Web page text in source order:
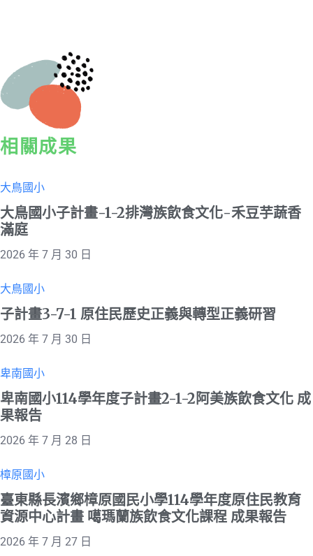
相關成果
大鳥國小
大鳥國小子計畫-1-2排灣族飲食文化-禾豆芋蔬香
滿庭
2026 年 7 月 30 日
大鳥國小
子計畫3-7-1 原住民歷史正義與轉型正義研習
2026 年 7 月 30 日
卑南國小
卑南國小114學年度子計畫2-1-2阿美族飲食文化 成
果報告
2026 年 7 月 28 日
樟原國小
臺東縣長濱鄉樟原國民小學114學年度原住民教育
資源中心計畫 噶瑪蘭族飲食文化課程 成果報告
2026 年 7 月 27 日